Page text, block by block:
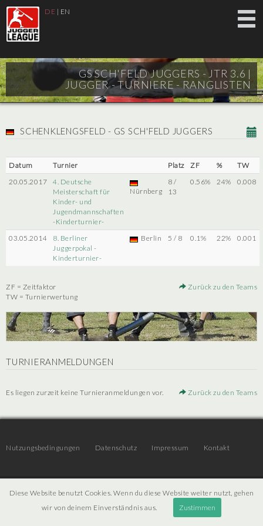
DE | EN
GS SCH'FELD JUGGERS - JTR 3.6 |
JUGGER - TURNIERE - RANGLISTEN
SCHENKLENGSFELD - GS SCH'FELD JUGGERS
Datum Turnier Platz ZF %
TW
20.05.2017
4. Deutsche
Meisterschaft für
Kinder- und
Jugendmannschaften
-Kinderturnier-
Nürnberg
8 /
13
0.56% 24% 0.008
03.05.2014
8. Berliner
Juggerpokal -
Kinderturnier-
Berlin 5 / 8 0.1% 22% 0.001
ZF = Zeitfaktor
TW = Turnierwertung
Zurück zu den Teams
TURNIERANMELDUNGEN
Es liegen zurzeit keine Turnieranmeldungen vor. Zurück zu den Teams
Nutzungsbedingungen Datenschutz Impressum Kontakt
Diese Website benutzt Cookies. Wenn du diese Website weiter nutzt, gehen
wir von deinem Einverständnis aus.
Zustimmen